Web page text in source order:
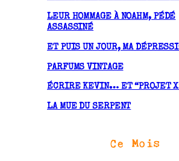
s
LEUR HOMMAGE À NOAHM, PÉDÉ
ASSASSINÉ
ET PUIS UN JOUR, MA
PARFUMS VINTAGE
ÉCRIRE KEVIN… ET “PROJET
LA MUE DU SERPENT
Ce Mois